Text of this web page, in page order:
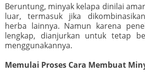
Beruntung, minyak kelapa dinilai
luar, termasuk jika
herba lainnya. Namun karena
lengkap, dianjurkan untuk tetap
menggunakannya.
Memulai Proses Cara Membuat